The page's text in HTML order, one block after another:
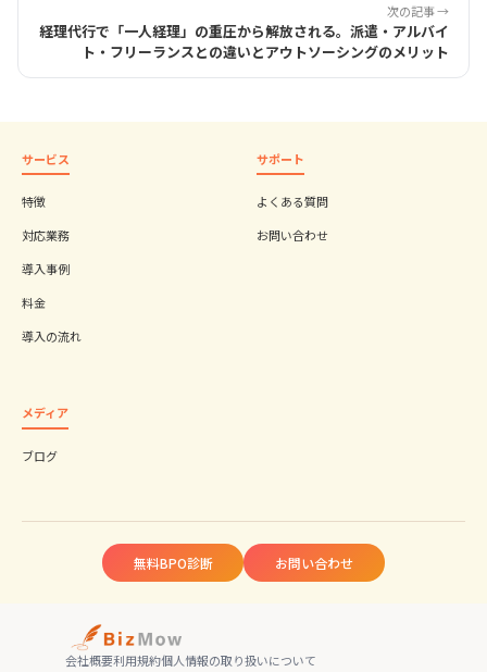
次の記事 →
経理代行で「一人経理」の重圧から解放される。派遣・アルバイ
ト・フリーランスとの違いとアウトソーシングのメリット
サービス
特徴
対応業務
導入事例
料金
導入の流れ
サポート
よくある質問
お問い合わせ
メディア
ブログ
無料BPO診断 お問い合わせ
会社概要利用規約個人情報の取り扱いについて